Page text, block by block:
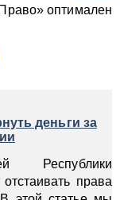
оптимален
деньги за
Республики
права